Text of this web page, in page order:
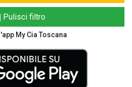
Pulisci filtro
My Cia Toscana